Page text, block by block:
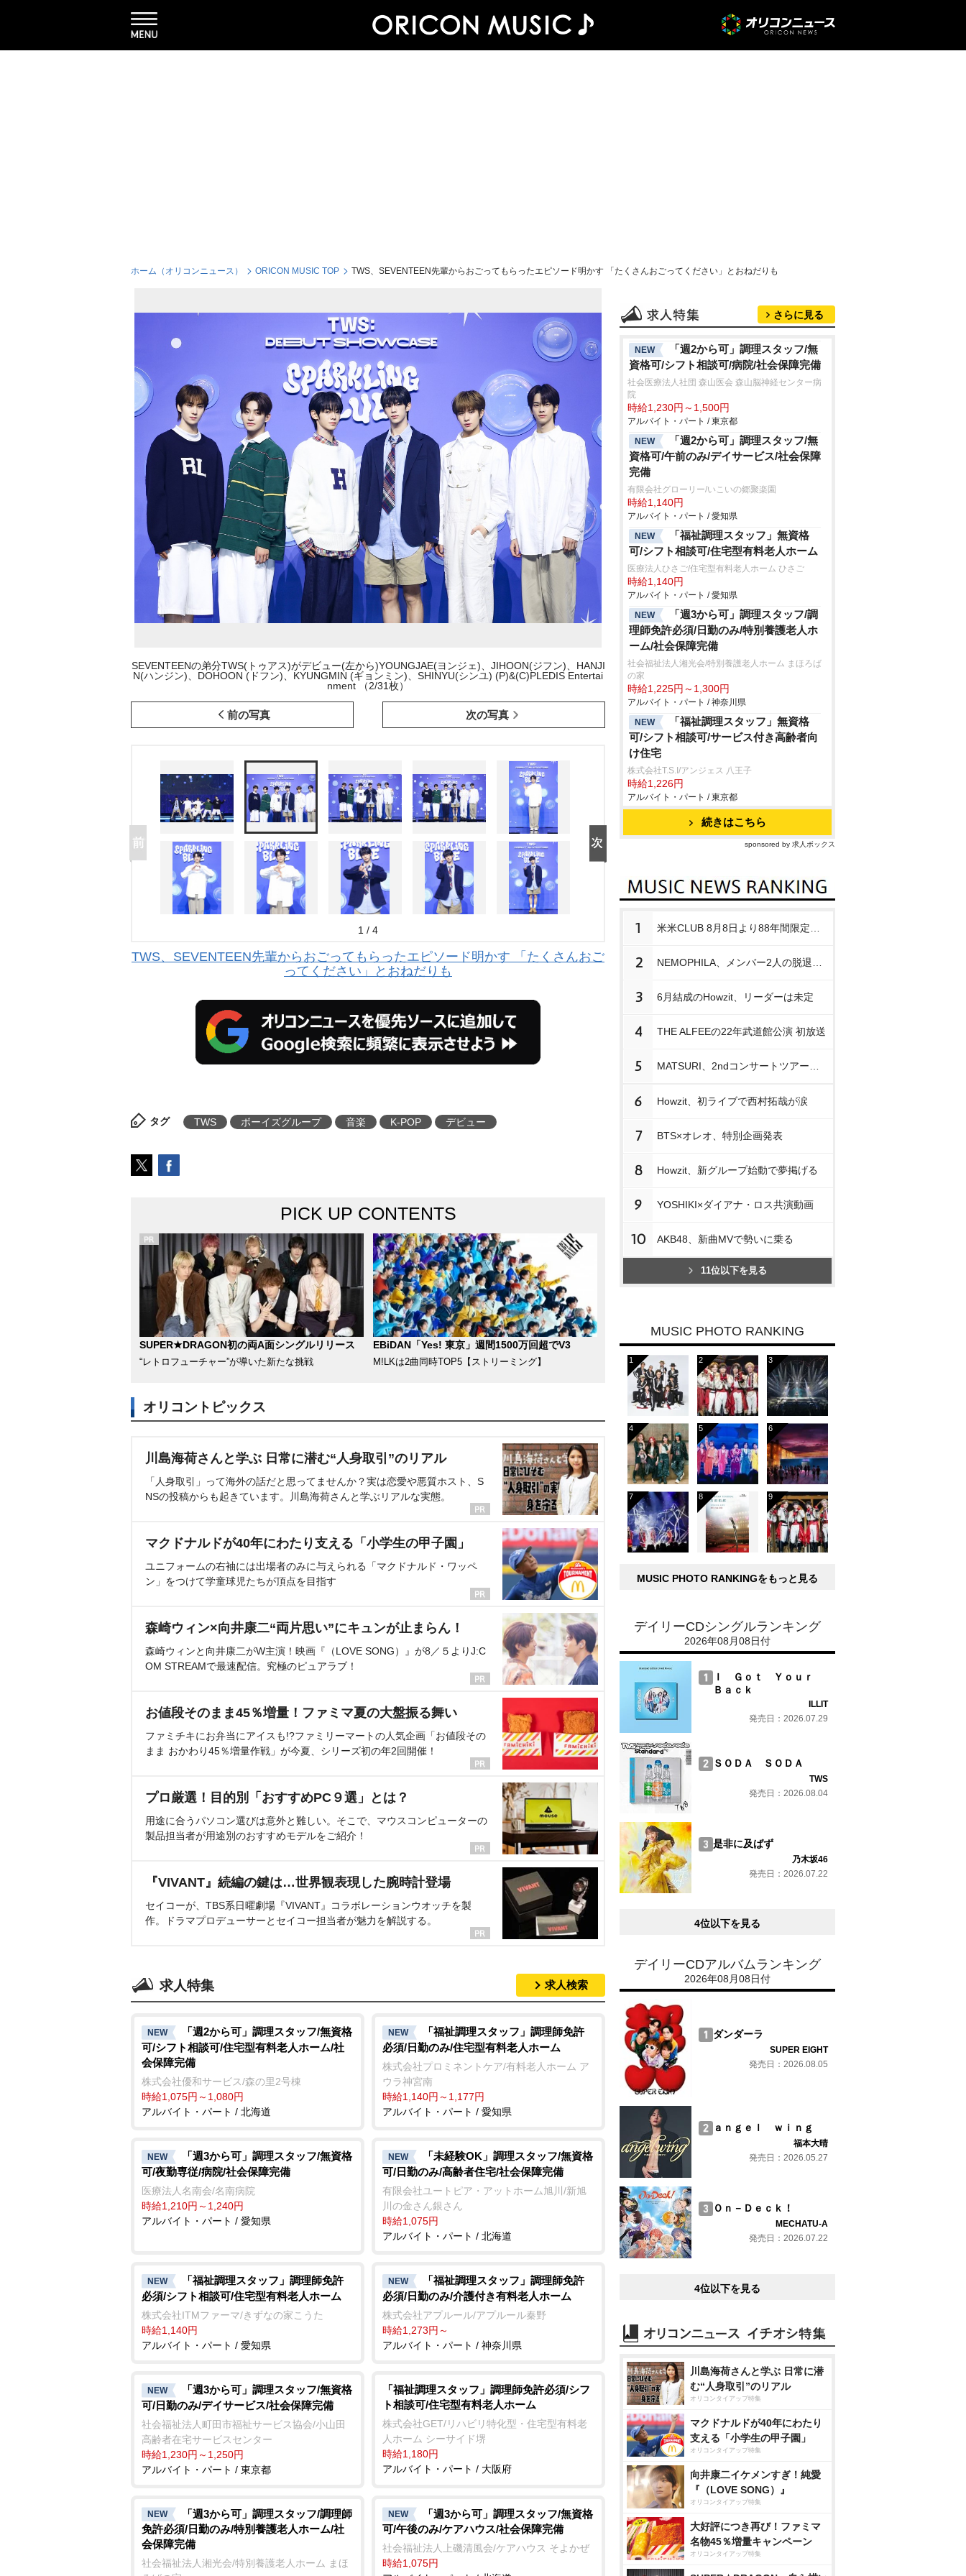
ホーム（オリコンニュース） ORICON MUSIC TOP TWS、SEVENTEEN先輩からおごってもらったエピソード明かす 「たくさんおごってください」とおねだりも
SEVENTEENの弟分TWS(トゥアス)がデビュー(左から)YOUNGJAE(ヨンジェ)、JIHOON(ジフン)、HANJI
N(ハンジン)、DOHOON (ドフン)、KYUNGMIN (ギョンミン)、SHINYU(シンユ) (P)&(C)PLEDIS Entertai
nment （2/31枚）
前の写真 次の写真
1 / 4
TWS、SEVENTEEN先輩からおごってもらったエピソード明かす 「たくさんおご
ってください」とおねだりも
タグ TWS ボーイズグループ 音楽 K-POP デビュー
PICK UP CONTENTS
SUPER★DRAGON初の両A面シングルリリース
“レトロフューチャー”が導いた新たな挑戦
EBiDAN「Yes! 東京」週間1500万回超でV3
M!LKは2曲同時TOP5【ストリーミング】
オリコントピックス
川島海荷さんと学ぶ 日常に潜む“人身取引”のリアル
「人身取引」って海外の話だと思ってませんか？実は恋愛や悪質ホスト、S
NSの投稿からも起きています。川島海荷さんと学ぶリアルな実態。
マクドナルドが40年にわたり支える「小学生の甲子園」
ユニフォームの右袖には出場者のみに与えられる「マクドナルド・ワッペ
ン」をつけて学童球児たちが頂点を目指す
森崎ウィン×向井康二“両片思い”にキュンが止まらん！
森崎ウィンと向井康二がW主演！映画『（LOVE SONG）』が8／５よりJ:C
OM STREAMで最速配信。究極のピュアラブ！
お値段そのまま45％増量！ファミマ夏の大盤振る舞い
ファミチキにお弁当にアイスも!?ファミリーマートの人気企画「お値段その
まま おかわり45％増量作戦」が今夏、シリーズ初の年2回開催！
プロ厳選！目的別「おすすめPC９選」とは？
用途に合うパソコン選びは意外と難しい。そこで、マウスコンピューターの
製品担当者が用途別のおすすめモデルをご紹介！
『VIVANT』続編の鍵は…世界観表現した腕時計登場
セイコーが、TBS系日曜劇場『VIVANT』コラボレーションウオッチを製
作。ドラマプロデューサーとセイコー担当者が魅力を解説する。
求人特集 求人検索
NEW
「週2から可」調理スタッフ/無資格
可/シフト相談可/住宅型有料老人ホーム/社
会保障完備
株式会社優和サービス/森の里2号棟
時給1,075円～1,080円
アルバイト・パート / 北海道
NEW
「福祉調理スタッフ」調理師免許
必須/日勤のみ/住宅型有料老人ホーム
株式会社プロミネントケア/有料老人ホーム ア
ウラ神宮南
時給1,140円～1,177円
アルバイト・パート / 愛知県
NEW
「週3から可」調理スタッフ/無資格
可/夜勤専従/病院/社会保障完備
医療法人名南会/名南病院
時給1,210円～1,240円
アルバイト・パート / 愛知県
NEW
「未経験OK」調理スタッフ/無資格
可/日勤のみ/高齢者住宅/社会保障完備
有限会社ユートピア・アットホーム旭川/新旭
川の金さん銀さん
時給1,075円
アルバイト・パート / 北海道
NEW
「福祉調理スタッフ」調理師免許
必須/シフト相談可/住宅型有料老人ホーム
株式会社ITMファーマ/きずなの家こうた
時給1,140円
アルバイト・パート / 愛知県
NEW
「福祉調理スタッフ」調理師免許
必須/日勤のみ/介護付き有料老人ホーム
株式会社アプルール/アプルール秦野
時給1,273円～
アルバイト・パート / 神奈川県
NEW
「週3から可」調理スタッフ/無資格
可/日勤のみ/デイサービス/社会保障完備
社会福祉法人町田市福祉サービス協会/小山田
高齢者在宅サービスセンター
時給1,230円～1,250円
アルバイト・パート / 東京都
「福祉調理スタッフ」調理師免許必須/シフ
ト相談可/住宅型有料老人ホーム
株式会社GET/リハビリ特化型・住宅型有料老
人ホーム シーサイド堺
時給1,180円
アルバイト・パート / 大阪府
NEW
「週3から可」調理スタッフ/調理師
免許必須/日勤のみ/特別養護老人ホーム/社
会保障完備
社会福祉法人湘光会/特別養護老人ホーム まほ
NEW
「週3から可」調理スタッフ/無資格
可/午後のみ/ケアハウス/社会保障完備
社会福祉法人上磯清風会/ケアハウス そよかぜ
時給1,075円
さらに見る
NEW
「週2から可」調理スタッフ/無
資格可/シフト相談可/病院/社会保障完備
社会医療法人社団 森山医会 森山脳神経センター病
院
時給1,230円～1,500円
アルバイト・パート / 東京都
NEW
「週2から可」調理スタッフ/無
資格可/午前のみ/デイサービス/社会保障
完備
有限会社グローリー/いこいの郷聚楽園
時給1,140円
アルバイト・パート / 愛知県
NEW
「福祉調理スタッフ」無資格
可/シフト相談可/住宅型有料老人ホーム
医療法人ひさご/住宅型有料老人ホーム ひさご
時給1,140円
アルバイト・パート / 愛知県
NEW
「週3から可」調理スタッフ/調
理師免許必須/日勤のみ/特別養護老人ホ
ーム/社会保障完備
社会福祉法人湘光会/特別養護老人ホーム まほろば
の家
時給1,225円～1,300円
アルバイト・パート / 神奈川県
NEW
「福祉調理スタッフ」無資格
可/シフト相談可/サービス付き高齢者向
け住宅
株式会社T.S.I/アンジェス 八王子
時給1,226円
アルバイト・パート / 東京都
続きはこちら
sponsored by 求人ボックス
1
2
3 6月結成のHowzit、リーダーは未定
4 THE ALFEEの22年武道館公演 初放送
5
6 Howzit、初ライブで西村拓哉が涙
7 BTS×オレオ、特別企画発表
8 Howzit、新グループ始動で夢掲げる
9 YOSHIKI×ダイアナ・ロス共演動画
10 AKB48、新曲MVで勢いに乗る
11位以下を見る
MUSIC PHOTO RANKING
MUSIC PHOTO RANKINGをもっと見る
デイリーCDシングルランキング
2026年08月08日付
Ｉ Ｇｏｔ Ｙｏｕｒ
Ｂａｃｋ
ILLIT
発売日：2026.07.29
ＳＯＤＡ ＳＯＤＡ
TWS
発売日：2026.08.04
是非に及ばず
乃木坂46
発売日：2026.07.22
4位以下を見る
デイリーCDアルバムランキング
2026年08月08日付
ダンダーラ
SUPER EIGHT
発売日：2026.08.05
ａｎｇｅｌ ｗｉｎｇ
福本大晴
発売日：2026.05.27
Ｏｎ－Ｄｅｃｋ！
MECHATU-A
発売日：2026.07.22
4位以下を見る
川島海荷さんと学ぶ 日常に潜
む“人身取引”のリアル
オリコンタイアップ特集
マクドナルドが40年にわたり
支える「小学生の甲子園」
オリコンタイアップ特集
向井康二イケメンすぎ！純愛
『（LOVE SONG）』
オリコンタイアップ特集
大好評につき再び！ファミマ
名物45％増量キャンペーン
オリコンタイアップ特集